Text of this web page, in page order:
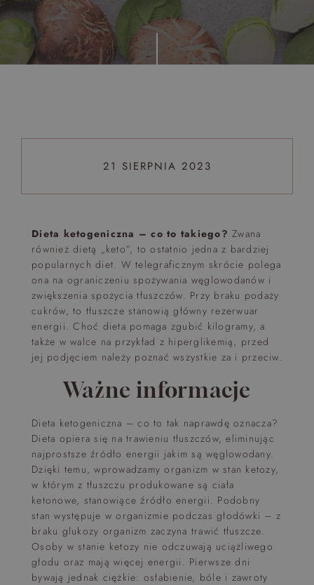
Top 5 bestsellers
WAKACJE nad morzem - Wyspa Skarbów - Pełne
atrakcji Lato 2026
21 SIERPNIA 2023
Dieta ketogeniczna – co to takiego? Zwana
również dietą „keto”, to ostatnio jedna z bardziej
popularnych diet. W telegraficznym skrócie polega
ona na ograniczeniu spożywania węglowodanów i
zwiększenia spożycia tłuszczów. Przy braku podaży
cukrów, to tłuszcze stanowią główny rezerwuar
energii. Choć dieta pomaga zgubić kilogramy, a
także w walce na przykład z hiperglikemią, przed
jej podjęciem należy poznać wszystkie za i przeciw.
Ważne informacje
Dieta ketogeniczna – co to tak naprawdę oznacza?
Dieta opiera się na trawieniu tłuszczów, eliminując
najprostsze źródło energii jakim są węglowodany.
Dzięki temu, wprowadzamy organizm w stan ketozy,
w którym z tłuszczu produkowane są ciała
ketonowe, stanowiące źródło energii. Podobny
stan występuje w organizmie podczas głodówki – z
braku glukozy organizm zaczyna trawić tłuszcze.
Osoby w stanie ketozy nie odczuwają uciążliwego
głodu oraz mają więcej energii. Pierwsze dni
bywają jednak ciężkie: osłabienie, bóle i zawroty